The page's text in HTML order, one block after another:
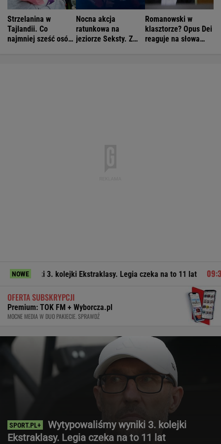
Strzelanina w
Tajlandii. Co
najmniej sześć osób
Nocna akcja
ratunkowa na
jeziorze Seksty. Z
Romanowski w
klasztorze? Opus Dei
reaguje na słowa
NOWE
3. kolejki Ekstraklasy. Legia czeka na to 11 lat Afera
OFERTA SUBSKRYPCJI
Premium: TOK FM + Wyborcza.pl
MOCNE MEDIA W DUO PAKIECIE. SPRAWDŹ
Wytypowaliśmy wyniki 3. kolejki
Ekstraklasy. Legia czeka na to 11 lat